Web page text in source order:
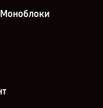
Моноблоки